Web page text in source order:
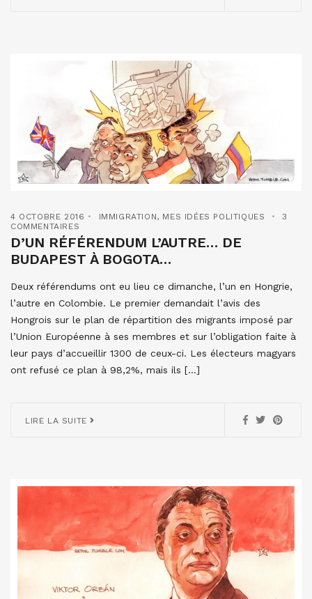
4 OCTOBRE 2016 IMMIGRATION, MES IDÉES POLITIQUES
3
COMMENTAIRES
D’UN RÉFÉRENDUM L’AUTRE… DE
BUDAPEST À BOGOTA…
Deux référendums ont eu lieu ce dimanche, l’un en Hongrie,
l’autre en Colombie. Le premier demandait l’avis des
Hongrois sur le plan de répartition des migrants imposé par
l’Union Européenne à ses membres et sur l’obligation faite à
leur pays d’accueillir 1300 de ceux-ci. Les électeurs magyars
ont refusé ce plan à 98,2%, mais ils […]
LIRE LA SUITE